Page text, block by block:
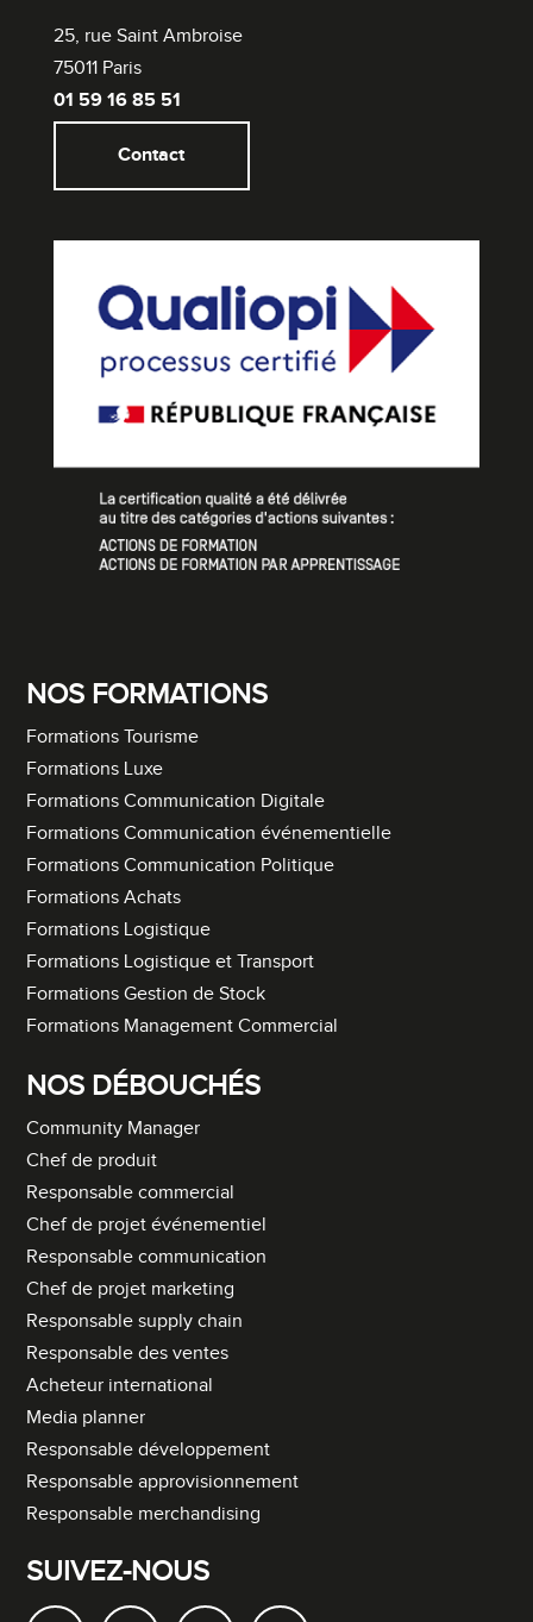
25, rue Saint Ambroise
75011 Paris
01 59 16 85 51
Contact
NOS FORMATIONS
Formations Tourisme
Formations Luxe
Formations Communication Digitale
Formations Communication événementielle
Formations Communication Politique
Formations Achats
Formations Logistique
Formations Logistique et Transport
Formations Gestion de Stock
Formations Management Commercial
NOS DÉBOUCHÉS
Community Manager
Chef de produit
Responsable commercial
Chef de projet événementiel
Responsable communication
Chef de projet marketing
Responsable supply chain
Responsable des ventes
Acheteur international
Media planner
Responsable développement
Responsable approvisionnement
Responsable merchandising
SUIVEZ-NOUS